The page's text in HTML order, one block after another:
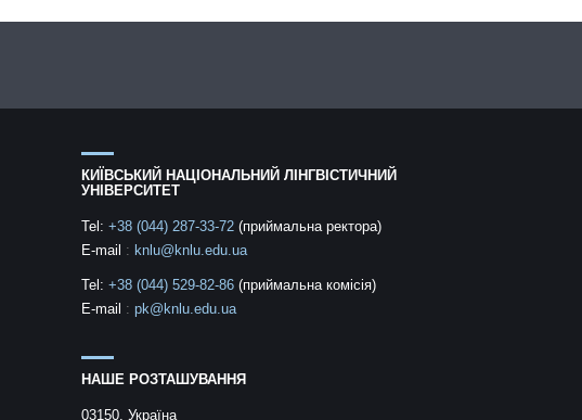
КИЇВСЬКИЙ НАЦІОНАЛЬНИЙ ЛІНГВІСТИЧНИЙ
УНІВЕРСИТЕТ
Tel: +38 (044) 287-33-72 (приймальна ректора)
E-mail : knlu@knlu.edu.ua
Tel: +38 (044) 529-82-86 (приймальна комісія)
E-mail : pk@knlu.edu.ua
НАШЕ РОЗТАШУВАННЯ
03150, Україна